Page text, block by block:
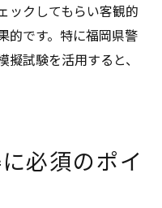
ックしてもらい客観的
的です。特に福岡県警
試験を活用すると、
必須のポイ